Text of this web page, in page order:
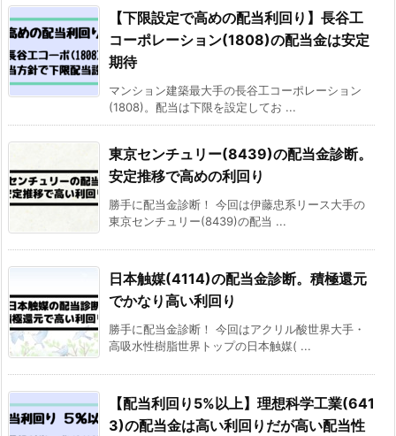
【下限設定で高めの配当利回り】長谷工
コーポレーション(1808)の配当金は安定
期待
マンション建築最大手の長谷工コーポレーション
(1808)。配当は下限を設定してお ...
東京センチュリー(8439)の配当金診断。
安定推移で高めの利回り
勝手に配当金診断！ 今回は伊藤忠系リース大手の
東京センチュリー(8439)の配当 ...
日本触媒(4114)の配当金診断。積極還元
でかなり高い利回り
勝手に配当金診断！ 今回はアクリル酸世界大手・
高吸水性樹脂世界トップの日本触媒( ...
【配当利回り5%以上】理想科学工業(641
3)の配当金は高い利回りだが高い配当性